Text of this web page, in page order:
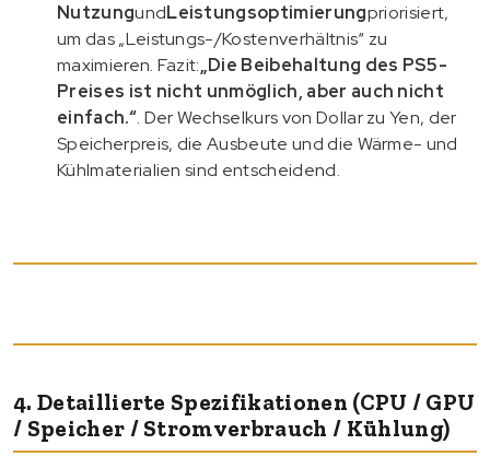
NutzungundLeistungsoptimierungpriorisiert,
um das „Leistungs-/Kostenverhältnis“ zu
maximieren. Fazit:„Die Beibehaltung des PS5-
Preises ist nicht unmöglich, aber auch nicht
einfach.“. Der Wechselkurs von Dollar zu Yen, der
Speicherpreis, die Ausbeute und die Wärme- und
Kühlmaterialien sind entscheidend.
4. Detaillierte Spezifikationen (CPU / GPU
/ Speicher / Stromverbrauch / Kühlung)